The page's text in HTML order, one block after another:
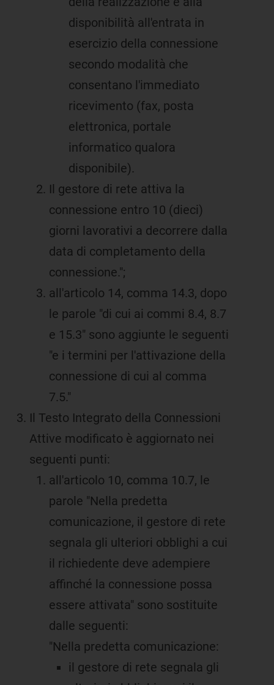
disponibilità all'entrata in
esercizio della connessione
secondo modalità che
consentano l'immediato
ricevimento (fax, posta
elettronica, portale
informatico qualora
disponibile).
Il gestore di rete attiva la
connessione entro 10 (dieci)
giorni lavorativi a decorrere dalla
data di completamento della
connessione.";
all'articolo 14, comma 14.3, dopo
le parole "di cui ai commi 8.4, 8.7
e 15.3" sono aggiunte le seguenti
"e i termini per l'attivazione della
connessione di cui al comma
7.5."
Il Testo Integrato della Connessioni
Attive modificato è aggiornato nei
seguenti punti:
all'articolo 10, comma 10.7, le
parole "Nella predetta
comunicazione, il gestore di rete
segnala gli ulteriori obblighi a cui
il richiedente deve adempiere
affinché la connessione possa
essere attivata" sono sostituite
dalle seguenti:
"Nella predetta comunicazione:
il gestore di rete segnala gli